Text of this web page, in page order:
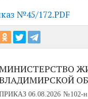
№45/172.PDF
06.08.2026 №102-н